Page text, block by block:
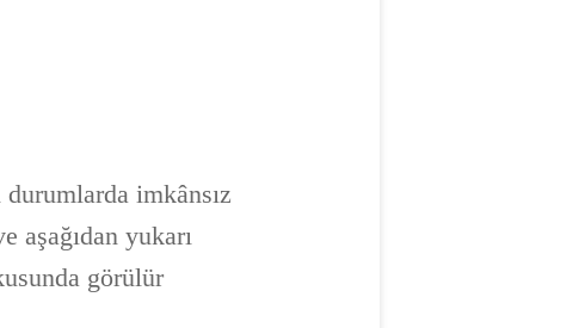
imkânsız
aşağıdan yukarı
görülür